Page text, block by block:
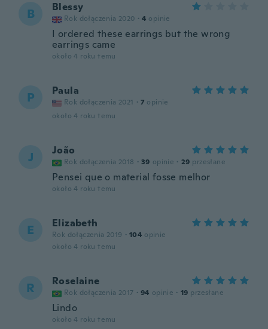
B Blessy
Rok dołączenia 2020 · 4 opinie
I ordered these earrings but the wrong
earrings came
około 4 roku temu
P Paula
Rok dołączenia 2021 · 7 opinie
około 4 roku temu
J João
Rok dołączenia 2018 · 39 opinie · 29 przesłane
Pensei que o material fosse melhor
około 4 roku temu
E Elizabeth
Rok dołączenia 2019 · 104 opinie
około 4 roku temu
R Roselaine
Rok dołączenia 2017 · 94 opinie · 19 przesłane
Lindo
około 4 roku temu